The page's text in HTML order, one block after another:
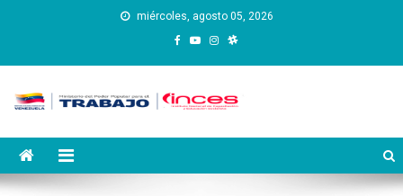
miércoles, agosto 05, 2026
Instituto Nacional de
Capacitación y Educación